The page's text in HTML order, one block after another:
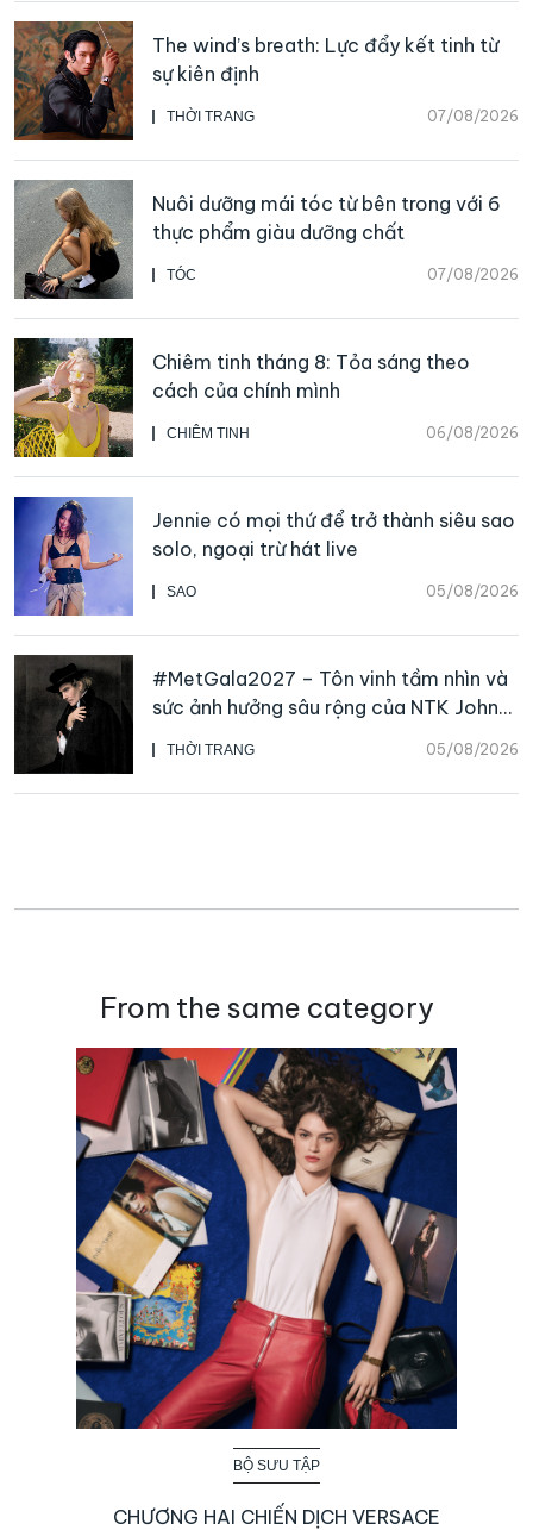
THỜI TRANG 07/08/2026
The wind’s breath: Lực đẩy kết tinh từ
sự kiên định
TÓC 07/08/2026
Nuôi dưỡng mái tóc từ bên trong với 6
thực phẩm giàu dưỡng chất
CHIÊM TINH 06/08/2026
Chiêm tinh tháng 8: Tỏa sáng theo
cách của chính mình
SAO 05/08/2026
Jennie có mọi thứ để trở thành siêu sao
solo, ngoại trừ hát live
THỜI TRANG 05/08/2026
#MetGala2027 – Tôn vinh tầm nhìn và
sức ảnh hưởng sâu rộng của NTK John
Galliano
From the same category
BỘ SƯU TẬP
CHƯƠNG HAI CHIẾN DỊCH VERSACE